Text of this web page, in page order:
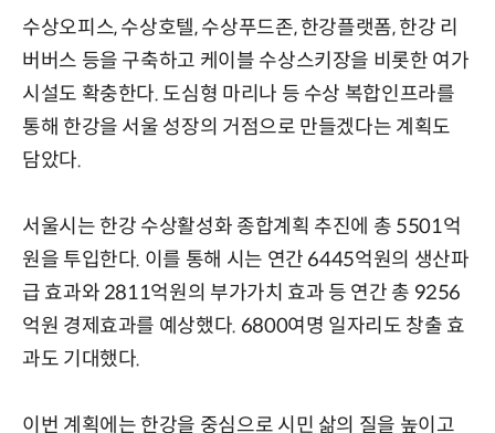
수상오피스, 수상호텔, 수상푸드존, 한강플랫폼, 한강 리
버버스 등을 구축하고 케이블 수상스키장을 비롯한 여가
시설도 확충한다. 도심형 마리나 등 수상 복합인프라를
통해 한강을 서울 성장의 거점으로 만들겠다는 계획도
담았다.
서울시는 한강 수상활성화 종합계획 추진에 총 5501억
원을 투입한다. 이를 통해 시는 연간 6445억원의 생산파
급 효과와 2811억원의 부가가치 효과 등 연간 총 9256
억원 경제효과를 예상했다. 6800여명 일자리도 창출 효
과도 기대했다.
이번 계획에는 한강을 중심으로 시민 삶의 질을 높이고